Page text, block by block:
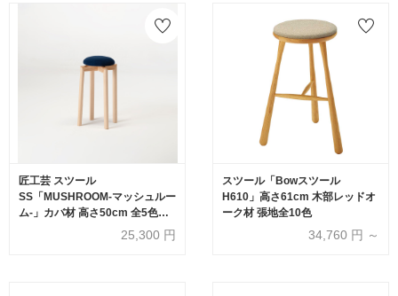
匠工芸 スツール
SS「MUSHROOM-マッシュルー
ム-」カバ材 高さ50cm 全5色
25,300 円
スツール「Bowスツール
H610」高さ61cm 木部レッドオ
ーク材 張地全10色
34,760 円 ～